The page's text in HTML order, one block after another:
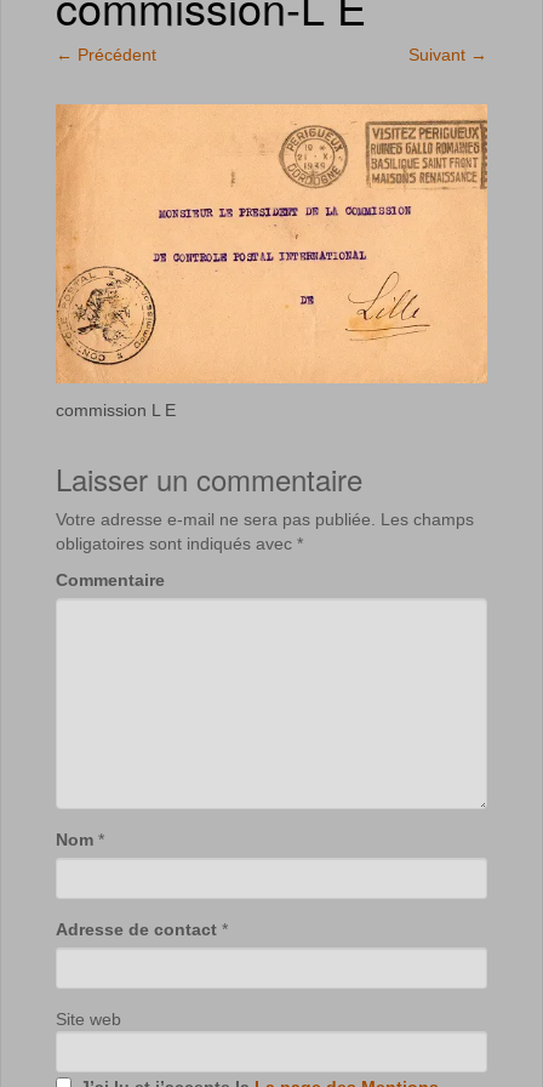
← Précédent Suivant →
commission L E
Laisser un commentaire
Votre adresse e-mail ne sera pas publiée.
Les champs
obligatoires sont indiqués avec *
Commentaire
Nom *
Adresse de contact *
Site web